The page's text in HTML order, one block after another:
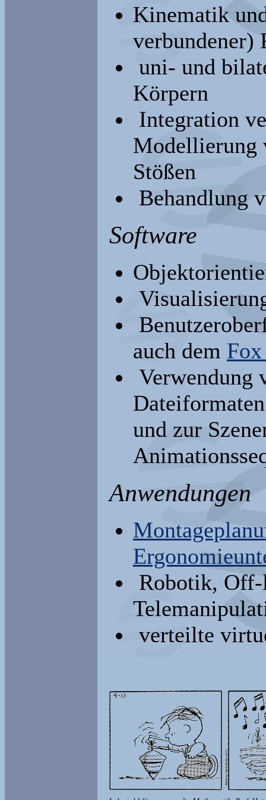
Kinematik
verbundener)
uni- und
Körpern
Integration
Modellierung
Stößen
Behandlung
Software
auch dem
Verwendung
und zur
Anwendungen
Robotik,
verteilte